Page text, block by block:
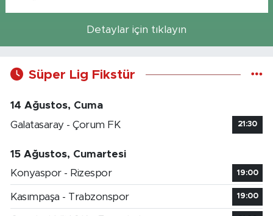
Detaylar için tıklayın
Süper Lig Fikstür
14 Ağustos, Cuma
Galatasaray - Çorum FK
21:30
15 Ağustos, Cumartesi
Konyaspor - Rizespor
19:00
Kasımpaşa - Trabzonspor 19:00